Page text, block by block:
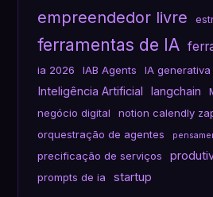
empreendedor livre
ferramentas de IA
ia 2026 IAB Agents IA generativa
Inteligência Artificial langchain
negócio digital
notion calendly
orquestração de agentes
precificação de serviços
prompts de ia startup